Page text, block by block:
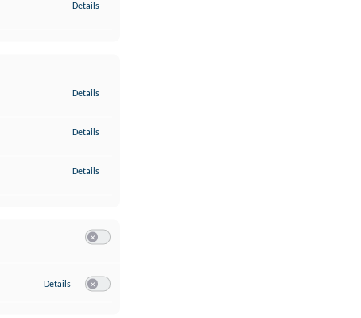
Details
Details
Details
Details
Details zu Google Analytics